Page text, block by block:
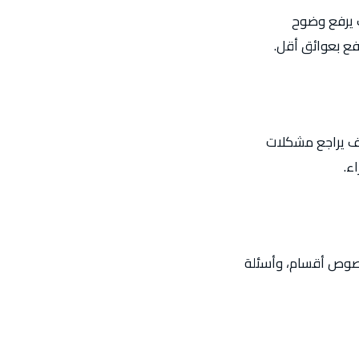
يرفع وضوح
بعوائق أقل.
يراجع مشكلات
أقسام، وأسئلة